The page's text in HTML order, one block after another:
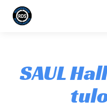
Siirry sisältöön
SAUL